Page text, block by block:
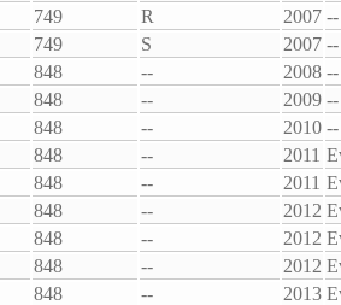
749 R 2007 --
749 S 2007 --
848 -- 2008 --
848 -- 2009 --
848 -- 2010 --
848 -- 2011
848 -- 2011
848 -- 2012
848 -- 2012
848 -- 2012
848 -- 2013